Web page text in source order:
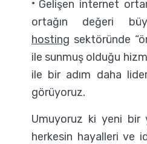
Gelişen internet
ortağın değeri
hosting sektöründe
ile sunmuş olduğu
ile bir adım daha
görüyoruz.
Umuyoruz ki yeni bir
herkesin hayalleri ve